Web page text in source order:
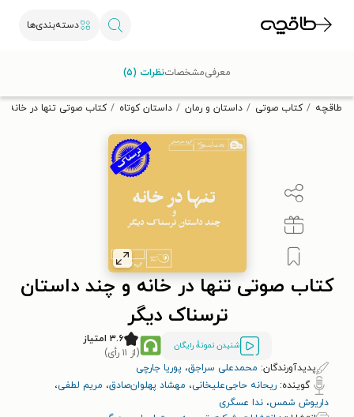
دسته‌بندی‌ها
تخفیف از طاقچه دریافت کن.
طاقچه کتاب صوتی داستان و رمان داستان کوتاه کتاب صوتی تنها در خانه
کتاب صوتی تنها در خانه و چند داستان
ترسناک دیگر
شنیدن نمونۀ رایگان
۳.۶ امتیاز
(از ۱۱ رأی)
پدیدآورندگان: محمدعلی سراجق، پوریا جارچی
گوینده: ریحانه حاجی‌علیخانی، مهشاد پهلوان‌صادق، مریم لطفی،
داریوش شمس، ندا عسگری
معرفیمشخصاتنظرات (۵)